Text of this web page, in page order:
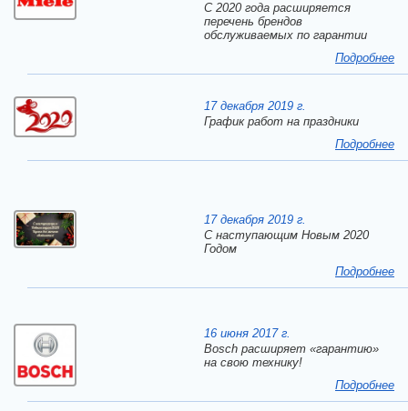
С 2020 года расширяется
перечень брендов
обслуживаемых по гарантии
Подробнее
17 декабря 2019 г.
График работ на праздники
Подробнее
17 декабря 2019 г.
C наступающим Новым 2020
Годом
Подробнее
16 июня 2017 г.
Bosch расширяет «гарантию»
на свою технику!
Подробнее